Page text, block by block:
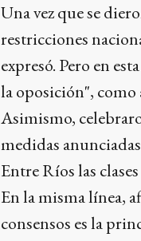
Una vez que se
restricciones
expresó. Pero en
la oposición", como
Asimismo,
medidas
Entre Ríos las
En la misma línea,
consensos es la